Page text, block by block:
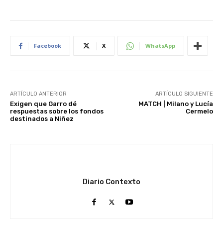
Facebook X WhatsApp
ARTÍCULO ANTERIOR
Exigen que Garro dé
respuestas sobre los fondos
destinados a Niñez
ARTÍCULO SIGUIENTE
MATCH | Milano y Lucía
Cermelo
Diario Contexto